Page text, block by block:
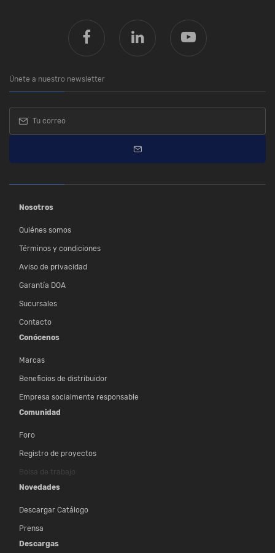
Únete a nuestro newsletter
Nosotros
Quiénes somos
Términos y condiciones
Aviso de privacidad
Garantía DOA
Sucursales
Contacto
Conócenos
Marcas
Beneficios de distribuidor
Empresa socialmente responsable
Comunidad
Foro
Registro de proyectos
Bolsa de trabajo
Novedades
Descargar Catálogo
Prensa
Descargas